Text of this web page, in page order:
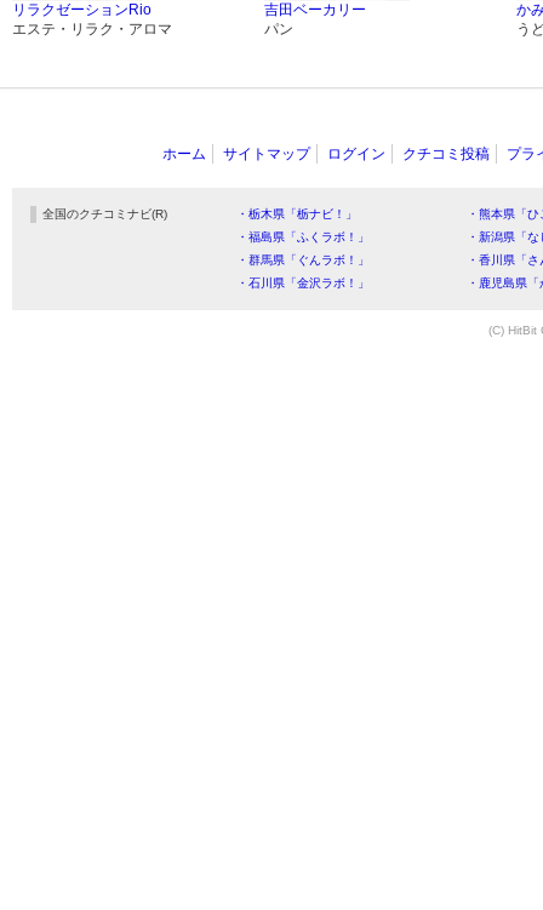
リラクゼーションRio
エステ・リラク・アロマ
吉田ベーカリー
パン
か
う
ホーム サイトマップ ログイン クチコミ投稿 プラ
全国のクチコミナビ(R) ・栃木県「栃ナビ！」
・熊本県「
・福島県「ふくラボ！」
・新潟県「
・群馬県「ぐんラボ！」
・香川県「
・石川県「金沢ラボ！」
・鹿児島県
(C) HitBit